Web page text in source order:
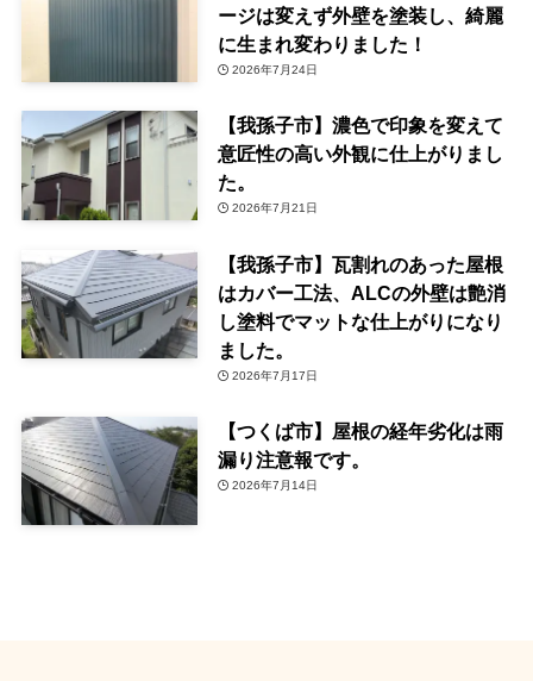
ージは変えず外壁を塗装し、綺麗
に生まれ変わりました！
2026年7月24日
【我孫子市】濃色で印象を変えて
意匠性の高い外観に仕上がりまし
た。
2026年7月21日
【我孫子市】瓦割れのあった屋根
はカバー工法、ALCの外壁は艶消
し塗料でマットな仕上がりになり
ました。
2026年7月17日
【つくば市】屋根の経年劣化は雨
漏り注意報です。
2026年7月14日